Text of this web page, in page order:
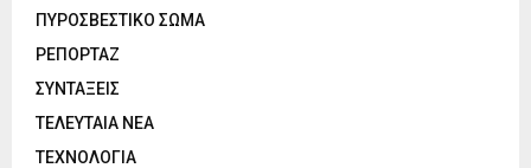
ΠΥΡΟΣΒΕΣΤΙΚΟ ΣΩΜΑ
ΡΕΠΟΡΤΑΖ
ΣΥΝΤΑΞΕΙΣ
ΤΕΛΕΥΤΑΙΑ ΝΕΑ
ΤΕΧΝΟΛΟΓΙΑ